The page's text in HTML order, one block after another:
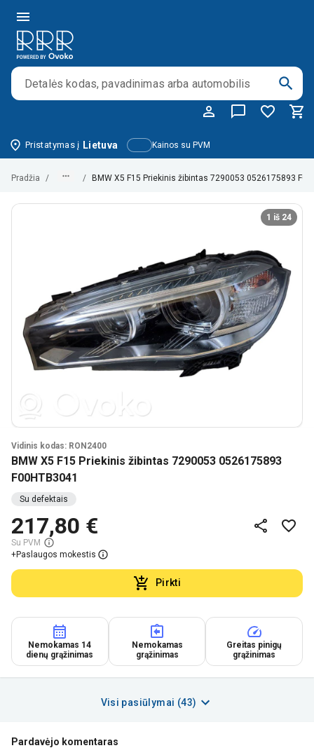
Kainos su PVM
Pristatymas į Lietuva
Pradžia / / BMW X5 F15 Priekinis žibintas 7290053 0526175893
1 iš 24
Vidinis kodas: RON2400
BMW X5 F15 Priekinis žibintas 7290053 0526175893
F00HTB3041
Su defektais
217,80 €
Su PVM
+Paslaugos mokestis
Pirkti
Nemokamas 14
dienų grąžinimas
Nemokamas
grąžinimas
Greitas pinigų
grąžinimas
Visi pasiūlymai (43)
Pardavėjo komentaras